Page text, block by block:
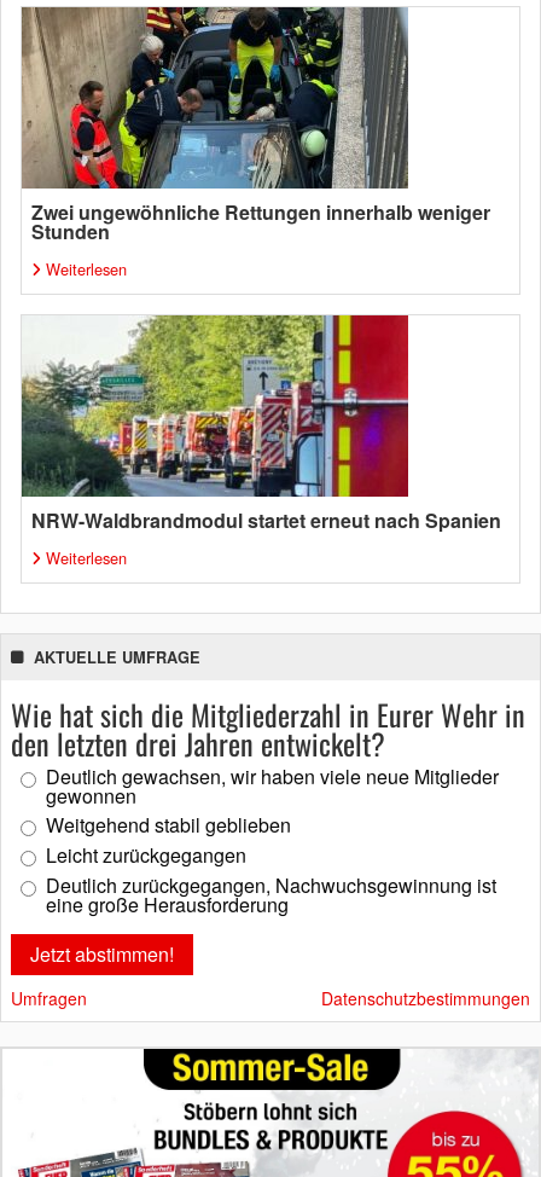
Zwei ungewöhnliche Rettungen innerhalb weniger
Stunden
Weiterlesen
NRW-Waldbrandmodul startet erneut nach Spanien
Weiterlesen
AKTUELLE UMFRAGE
Wie hat sich die Mitgliederzahl in Eurer Wehr in
den letzten drei Jahren entwickelt?
Deutlich gewachsen, wir haben viele neue Mitglieder
gewonnen
Weitgehend stabil geblieben
Leicht zurückgegangen
Deutlich zurückgegangen, Nachwuchsgewinnung ist
eine große Herausforderung
Umfragen Datenschutzbestimmungen